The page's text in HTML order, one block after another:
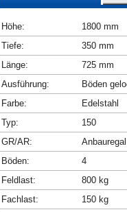
Höhe:
1800 mm
Tiefe:
350 mm
Länge:
725 mm
Ausführung:
Böden
Farbe:
Edelstahl
Typ:
150
GR/AR:
Anbauregal
Böden:
4
Feldlast:
800 kg
Fachlast:
150 kg